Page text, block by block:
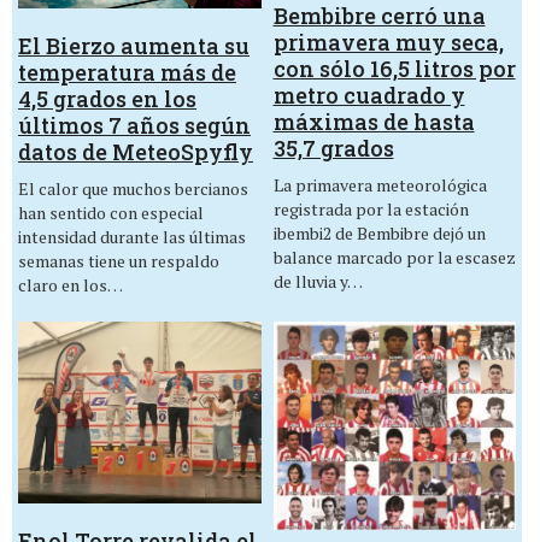
El Bierzo aumenta su
temperatura más de
4,5 grados en los
últimos 7 años según
datos de MeteoSpyfly
El calor que muchos bercianos
han sentido con especial
intensidad durante las últimas
semanas tiene un respaldo
claro en los…
Bembibre cerró una
primavera muy seca,
con sólo 16,5 litros por
metro cuadrado y
máximas de hasta
35,7 grados
La primavera meteorológica
registrada por la estación
ibembi2 de Bembibre dejó un
balance marcado por la escasez
de lluvia y…